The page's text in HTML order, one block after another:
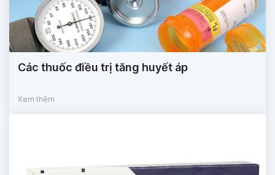
Các thuốc điều trị tăng huyết áp
Xem thêm